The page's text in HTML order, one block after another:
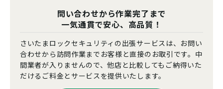
問い合わせから作業完了まで
一気通貫で安心、高品質！
さいたまロックセキュリティの出張サービスは、お問い
合わせから訪問作業までお客様と直接のお取引です。中
間業者が入りませんので、他店と比較してもご納得いた
だけるご料金とサービスを提供いたします。